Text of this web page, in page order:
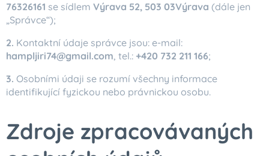
76326161 se sídlem Výrava 52, 503 03Výrava (dále jen
„Správce“);
2. Kontaktní údaje správce jsou: e-mail:
hampljiri74@gmail.com, tel.: +420 732 211 166;
3. Osobními údaji se rozumí všechny informace
identifikující fyzickou nebo právnickou osobu.
Zdroje zpracovávaných